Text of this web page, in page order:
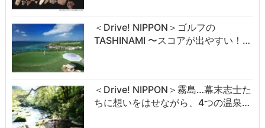
＜Drive! NIPPON＞ゴルフの
TASHINAMI 〜スコアが出やすい！…
＜Drive! NIPPON＞霧島…幕末志士た
ちに想いをはせながら、4つの温泉…